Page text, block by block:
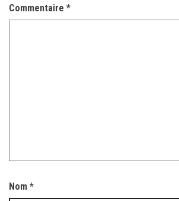
Commentaire *
Nom *